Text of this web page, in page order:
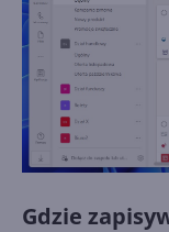
Gdzie